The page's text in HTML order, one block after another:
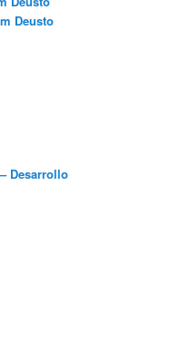
Deusto
Desarrollo